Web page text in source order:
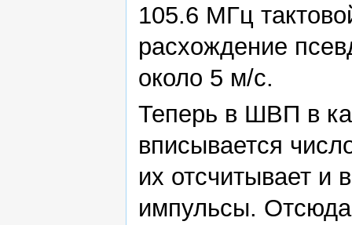
105.6 МГц
расхождение
около 5 м/с.
Теперь в ШВП в
вписывается
их отсчитывает и
импульсы.